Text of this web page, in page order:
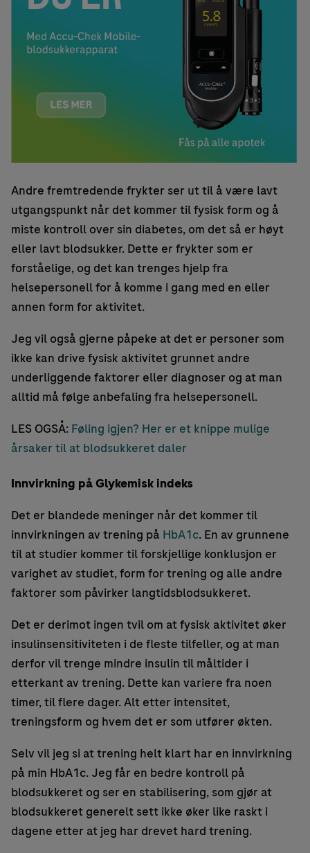
Andre fremtredende frykter ser ut til å være lavt
utgangspunkt når det kommer til fysisk form og å
miste kontroll over sin diabetes, om det så er høyt
eller lavt blodsukker. Dette er frykter som er
forståelige, og det kan trenges hjelp fra
helsepersonell for å komme i gang med en eller
annen form for aktivitet.
Jeg vil også gjerne påpeke at det er personer som
ikke kan drive fysisk aktivitet grunnet andre
underliggende faktorer eller diagnoser og at man
alltid må følge anbefaling fra helsepersonell.
LES OGSÅ: Føling igjen? Her er et knippe mulige
årsaker til at blodsukkeret daler
Innvirkning på Glykemisk indeks
Det er blandede meninger når det kommer til
innvirkningen av trening på HbA1c. En av grunnene
til at studier kommer til forskjellige konklusjon er
varighet av studiet, form for trening og alle andre
faktorer som påvirker langtidsblodsukkeret.
Det er derimot ingen tvil om at fysisk aktivitet øker
insulinsensitiviteten i de fleste tilfeller, og at man
derfor vil trenge mindre insulin til måltider i
etterkant av trening. Dette kan variere fra noen
timer, til flere dager. Alt etter intensitet,
treningsform og hvem det er som utfører økten.
Selv vil jeg si at trening helt klart har en innvirkning
på min HbA1c. Jeg får en bedre kontroll på
blodsukkeret og ser en stabilisering, som gjør at
blodsukkeret generelt sett ikke øker like raskt i
dagene etter at jeg har drevet hard trening.